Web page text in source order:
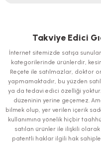
iletebilirsiniz.
Görüş ve önerileriniz için
Ürün resmi kalitesiz, bozuk
Ürün açıklamasında eksik
Ürün bilgilerinde hatalar
Ürün fiyatı diğer sitelerden
Bu ürüne benzer farklı
Takviye Edici
İnternet sitemizde satışa
kategorilerinde ürünlerdir,
Reçete ile satılmazlar, doktor
yapmamaktadır, bu yüzden
ya da tedavi edici özelliği
düzeninin yerine geçemez.
bilmek olup, yer verilen içerik
kullanımına yönelik hiçbir
satılan ürünler ile ilişkili
patentli haklar ilgili hak